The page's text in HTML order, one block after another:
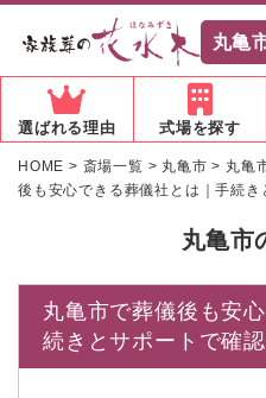
丸亀
選ばれる理由 式場を探す
HOME > 斎場一覧 > 丸亀市 > 丸亀
後も安心できる葬儀社とは｜手続き
丸亀市
丸亀市で葬儀後も安
続きとサポートで確